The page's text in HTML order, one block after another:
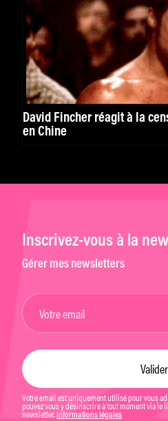
David Fincher réagit à la
en Chine
Inscrivez-vous à la
Gérer mes newsletters
Votre email est uniquement utilisé pour vous
pouvez vous y désinscrire à tout moment via le
newsletter. Informations légales